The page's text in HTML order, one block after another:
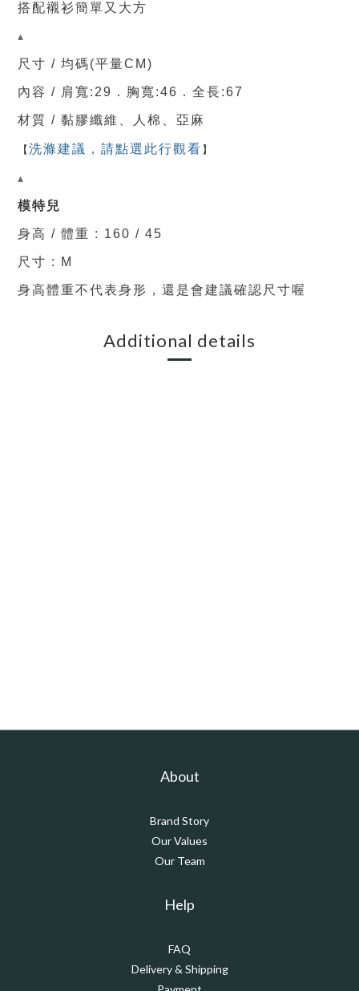
搭配襯衫簡單又大方
▴
尺寸 / 均碼(平量CM)
內容 / 肩寬:29． 胸寬 :46． 全長:67
材質 / 黏膠纖維、人棉、亞麻
【洗滌建議，請點選此行觀看】
▴
模特兒
身高 / 體重 : 160 / 45
尺寸 : M
身高體重不代表身形，還是會建議確認尺寸喔
Additional details
About
Brand Story
Our Values
Our Team
Help
FAQ
Delivery & Shipping